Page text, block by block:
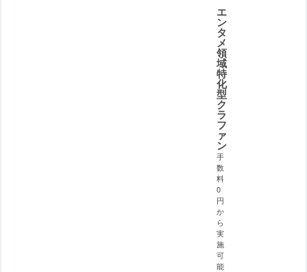
エ
ン
タ
メ
領
域
特
化
型
ク
ラ
フ
ァ
ン
手
数
料
0
円
か
ら
実
施
可
能